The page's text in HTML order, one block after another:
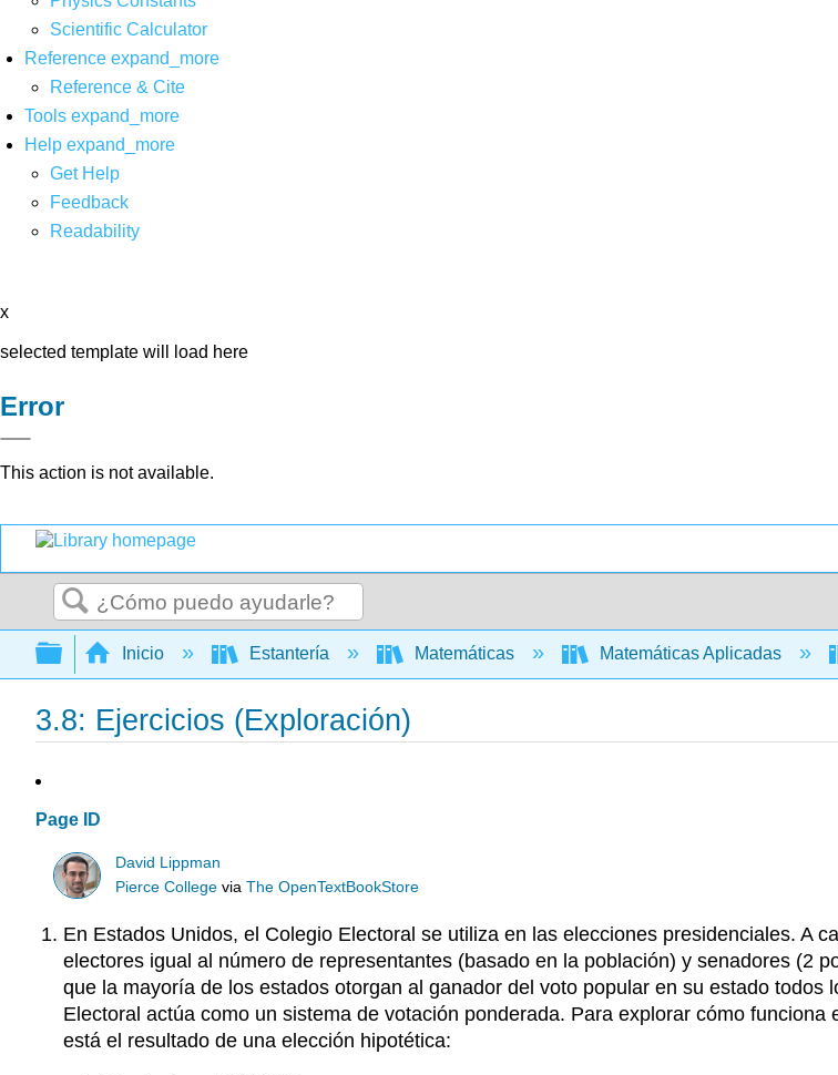
Scientific Calculator
Reference expand_more
Reference & Cite
Tools expand_more
Help expand_more
Get Help
Feedback
Readability
x
selected template will load here
Error
This action is not available.
Buscar
Expandir/contraer jerarquía global
Inicio Estantería Matemáticas Matemáticas Aplicadas
3.8: Ejercicios (Exploración)
Page ID
David Lippman
Pierce College viaThe OpenTextBookStore
En Estados Unidos, el Colegio Electoral se utiliza en las elecciones presidenciales. A
electores igual al número de representantes (basado en la población) y senadores (2
que la mayoría de los estados otorgan al ganador del voto popular en su estado todos
Electoral actúa como un sistema de votación ponderada. Para explorar cómo
está el resultado de una elección hipotética: